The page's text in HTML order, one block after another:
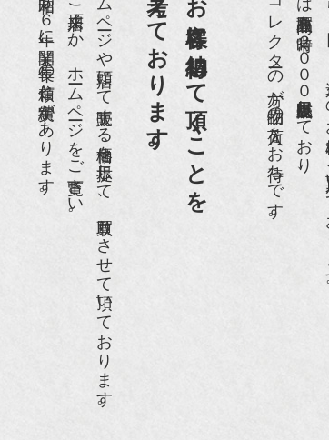
年2月号
週刊現代』2009年11月28日号
』4月号
愉しみ方』（4月16日発行）
』2006年 SUMMER
ス協会に2017年6月７日紹介頂きました。
世界各
店頭には買取商品を常時２０００点以上展示販売しており、
愛好家やコレクターの方が品物の入荷をお待ちです。
買取依頼のお客様に納得して頂くことを
第一と考えております。
ホームページや店頭にて販売する価格を提示して、買取りさせて頂いております。
是非、ご来店頂くか、ホームページをご覧下さい。
京都祇園で昭和５６年に開業、長年の信頼と実績があります。